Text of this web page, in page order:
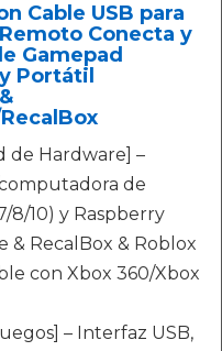
Cable USB para
Conecta y
Gamepad
Portátil
de Hardware] –
de
8/10) y Raspberry
& RecalBox & Roblox
con Xbox 360/Xbox
– Interfaz USB,